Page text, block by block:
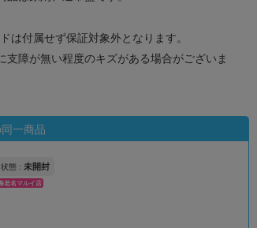
は付属せず保証対象外となります。
障が無い程度のキズがある場合がございま
同一商品
状態 : 未開封
老名マルイ店